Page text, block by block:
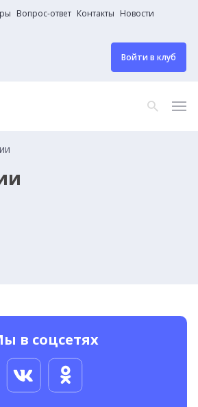
Вопрос-ответ Контакты Новости
Войти в клуб
в соцсетях